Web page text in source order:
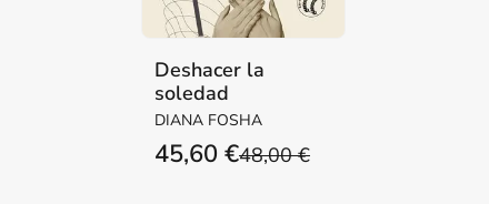
Deshacer la
soledad
DIANA FOSHA
48,00 €
45,60 €